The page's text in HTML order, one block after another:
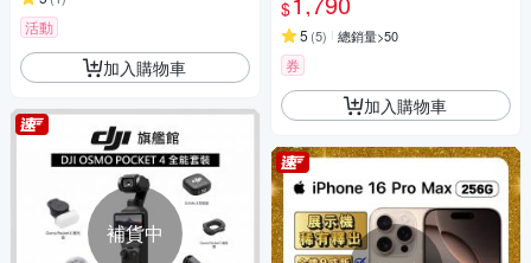
活動
加入購物車
補貨中
$
5 (5) 總銷量>50
券
加入購物車